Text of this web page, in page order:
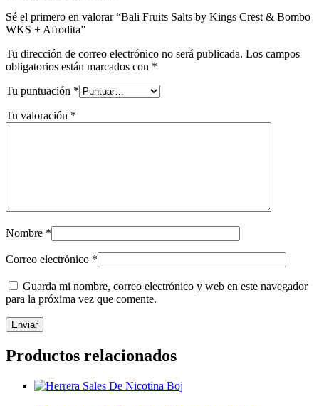
Sé el primero en valorar “Bali Fruits Salts by Kings Crest & Bombo
WKS + Afrodita”
Tu dirección de correo electrónico no será publicada. Los campos
obligatorios están marcados con *
Tu puntuación *
Tu valoración *
Nombre *
Correo electrónico *
Guarda mi nombre, correo electrónico y web en este navegador
para la próxima vez que comente.
Productos relacionados